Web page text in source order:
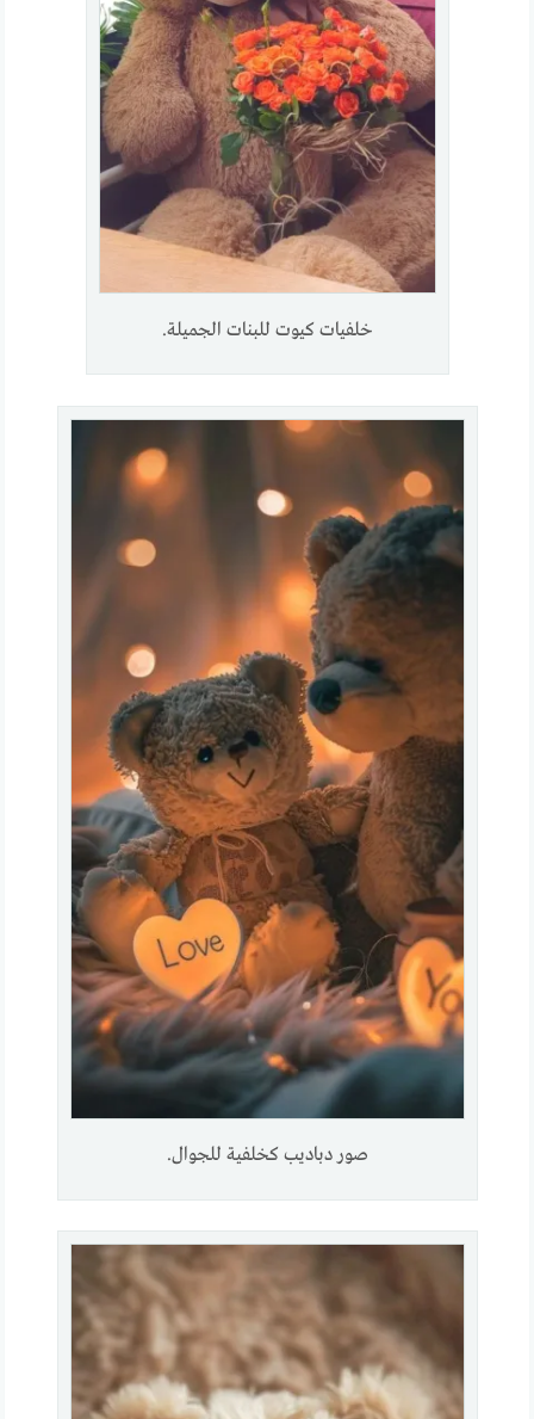
خلفيات كيوت للبنات الجميلة.
صور دباديب كخلفية للجوال.